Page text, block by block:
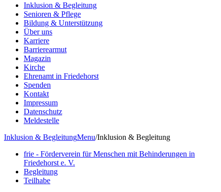
Inklusion & Begleitung
Senioren & Pflege
Bildung & Unterstützung
Über uns
Karriere
Barrierearmut
Magazin
Kirche
Ehrenamt in Friedehorst
Spenden
Kontakt
Impressum
Datenschutz
Meldestelle
Inklusion & BegleitungMenu/Inklusion & Begleitung
frie - Förderverein für Menschen mit Behinderungen in
Friedehorst e. V.
Begleitung
Teilhabe